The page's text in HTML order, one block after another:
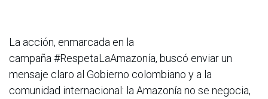
La acción, enmarcada en la
campaña #RespetaLaAmazonía, buscó enviar un
mensaje claro al Gobierno colombiano y a la
comunidad internacional: la Amazonía no se negocia,